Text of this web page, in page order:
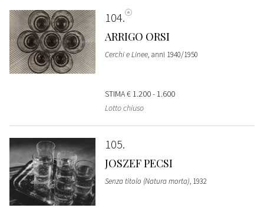
104
ARRIGO ORSI
Cerchi e Linee, anni 1940/1950
STIMA€ 1.200 - 1.600
Lotto chiuso
105
JOSZEF PECSI
Senza titolo (Natura morta), 1932